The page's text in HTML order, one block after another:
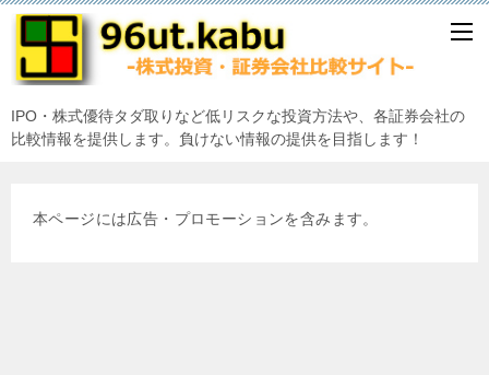
IPO・株式優待タダ取りなど低リスクな投資方法や、各証券会社の
比較情報を提供します。負けない情報の提供を目指します！
本ページには広告・プロモーションを含みます。